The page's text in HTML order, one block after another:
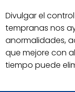
Divulgar el
tempranas nos
anormalidades,
que mejore con
tiempo puede